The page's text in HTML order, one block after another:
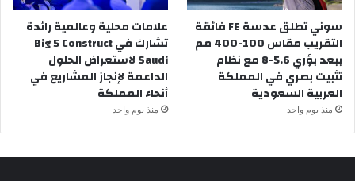
سوني تطلق عدسة FE فائقة
التقريب مقاس 100-400 مم
ببعد بؤري 5.6-8 مع نظام
تثبيت بصري في المملكة
العربية السعودية
منذ يوم واحد
علامات محلية وعالمية رائدة
تشارك في Big 5 Construct
Saudi لاستعراض الحلول
الداعمة لإنجاز المشاريع في
أنحاء المملكة
منذ يوم واحد